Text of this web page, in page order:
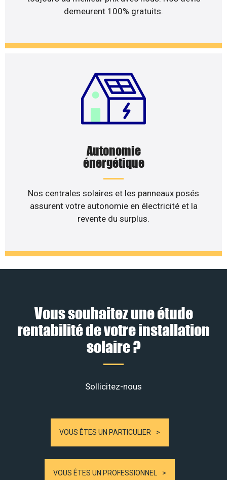
demeurent 100% gratuits.
Autonomie
énergétique
Nos centrales solaires et les panneaux posés
assurent votre autonomie en électricité et la
revente du surplus.
Vous souhaitez une étude
rentabilité de votre installation
solaire ?
Sollicitez-nous
VOUS ÊTES UN PARTICULIER
VOUS ÊTES UN PROFESSIONNEL